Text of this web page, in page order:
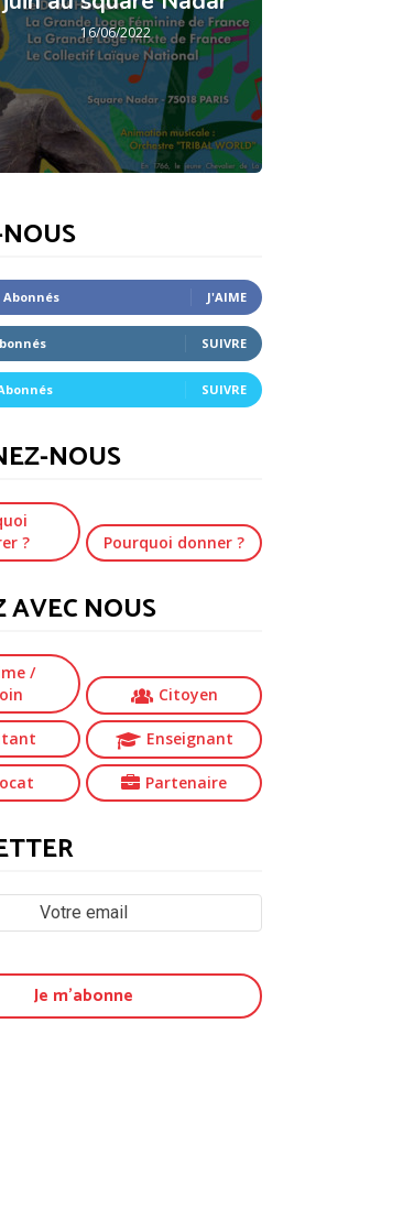
16/06/2022
Abonnés J'AIME
SUIVRE
SUIVRE
NOUS
?
Pourquoi donner ?
AVEC NOUS
/
Citoyen
Enseignant
Partenaire